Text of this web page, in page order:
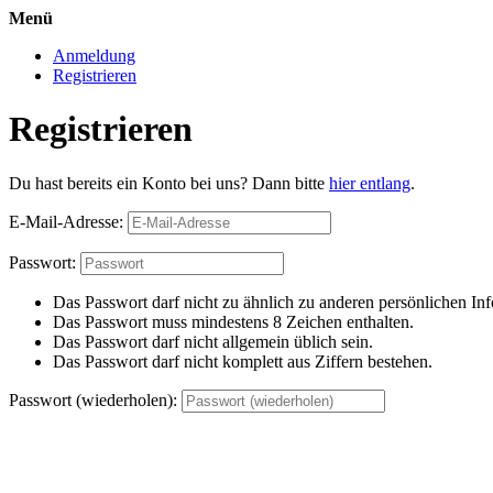
Menü
Anmeldung
Registrieren
Registrieren
Du hast bereits ein Konto bei uns? Dann bitte hier entlang.
E-Mail-Adresse:
Passwort:
Das Passwort darf nicht zu ähnlich zu anderen persönlichen
Das Passwort muss mindestens 8 Zeichen enthalten.
Das Passwort darf nicht allgemein üblich sein.
Das Passwort darf nicht komplett aus Ziffern bestehen.
Passwort (wiederholen):